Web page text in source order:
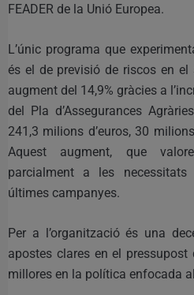
FEADER de la Unió Europea.
L’únic programa que
és el de previsió de riscos en el
augment del 14,9% gràcies a
del Pla d’Assegurances
241,3 milions d’euros, 30
Aquest augment, que
parcialment a les necessitats
últimes campanyes.
Per a l’organització és una
apostes clares en el
millores en la política enfocada